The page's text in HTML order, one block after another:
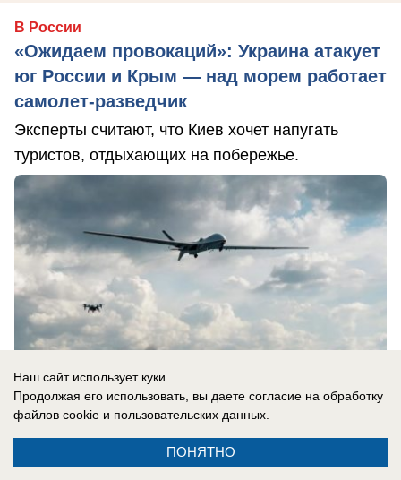
В России
«Ожидаем провокаций»: Украина атакует
юг России и Крым — над морем работает
самолет-разведчик
Эксперты считают, что Киев хочет напугать
туристов, отдыхающих на побережье.
07.08.2026 0
Наш сайт использует куки.
Продолжая его использовать, вы даете согласие на обработку
файлов cookie и пользовательских данных.
ПОНЯТНО